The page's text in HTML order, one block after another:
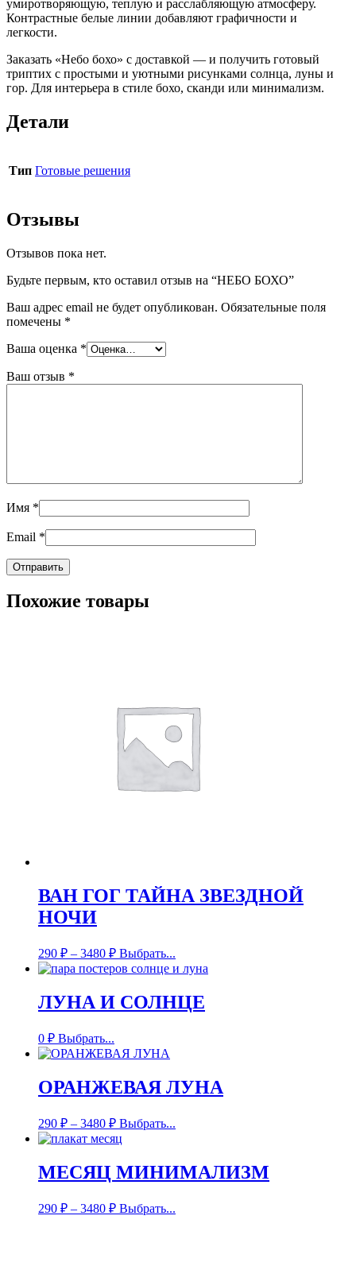
умиротворяющую, теплую и расслабляющую атмосферу.
Контрастные белые линии добавляют графичности и
легкости.
Заказать «Небо бохо» с доставкой — и получить готовый
триптих с простыми и уютными рисунками солнца, луны и
гор. Для интерьера в стиле бохо, сканди или минимализм.
Детали
Тип Готовые решения
Отзывы
Отзывов пока нет.
Будьте первым, кто оставил отзыв на “НЕБО БОХО”
Ваш адрес email не будет опубликован. Обязательные поля
помечены *
Ваша оценка *
Ваш отзыв *
Имя *
Email *
Похожие товары
ВАН ГОГ ТАЙНА ЗВЕЗДНОЙ
НОЧИ
290 ₽ – 3480 ₽ Выбрать...
ЛУНА И СОЛНЦЕ
0 ₽ Выбрать...
ОРАНЖЕВАЯ ЛУНА
290 ₽ – 3480 ₽ Выбрать...
МЕСЯЦ МИНИМАЛИЗМ
290 ₽ – 3480 ₽ Выбрать...